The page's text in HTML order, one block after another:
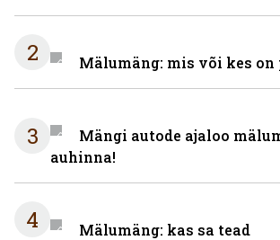
2 Mälumäng: mis või kes
3
Mängi autode ajaloo
auhinna!
4 Mälumäng: kas sa tead